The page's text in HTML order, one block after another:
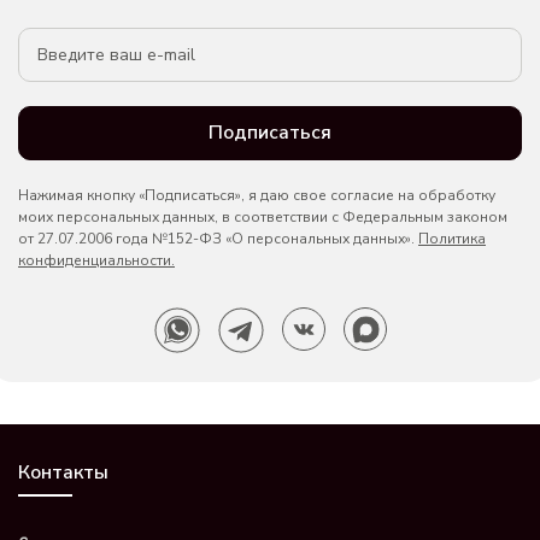
Подписаться
Нажимая кнопку «Подписаться», я даю свое согласие на обработку
моих персональных данных, в соответствии с Федеральным законом
от 27.07.2006 года №152-ФЗ «О персональных данных». Политика
конфиденциальности.
Контакты